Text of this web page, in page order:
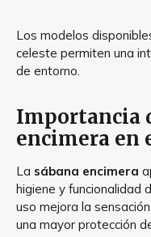
Los modelos
celeste permiten una
de entorno.
Importancia
encimera en
La sábana encimera
higiene y funcionalidad
uso mejora la
una mayor protección